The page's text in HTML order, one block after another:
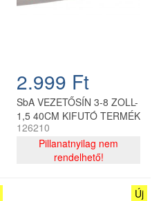
2.999 Ft
SbA VEZETŐSÍN 3-8 ZOLL-
1,5 40CM KIFUTÓ TERMÉK
126210
Pillanatnyilag nem
rendelhető!
Új